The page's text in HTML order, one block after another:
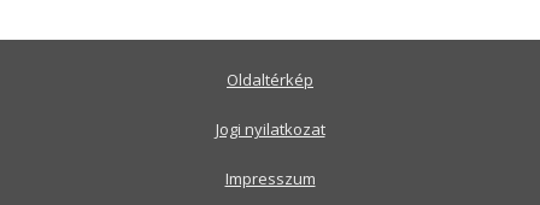
Oldaltérkép
Jogi nyilatkozat
Impresszum